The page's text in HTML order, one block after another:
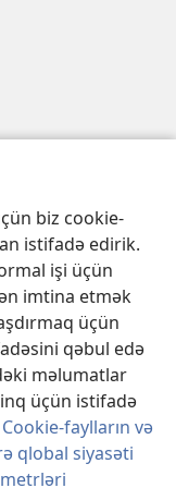
biz cookie-
istifadə edirik.
işi üçün
imtina etmək
üçün
qəbul edə
məlumatlar
üçün istifadə
Cookie-faylların və
qlobal siyasəti